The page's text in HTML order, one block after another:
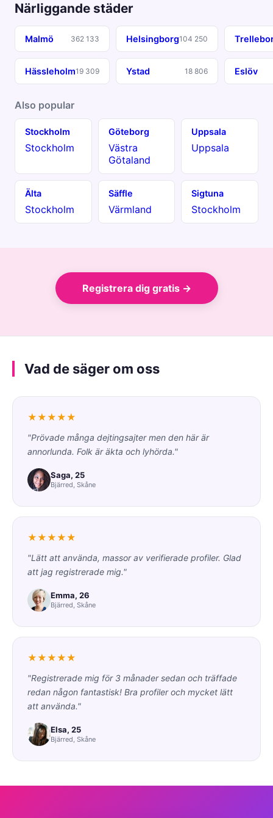
Närliggande städer
Malmö 362 133 Helsingborg104 250
Hässleholm19 309 Ystad 18 806 Eslöv
Also popular
Stockholm
Stockholm
Göteborg
Västra
Götaland
Uppsala
Uppsala
Älta
Stockholm
Säffle
Värmland
Sigtuna
Stockholm
Registrera dig gratis →
Vad de säger om oss
★★★★★
"Prövade många dejtingsajter men den här är
annorlunda. Folk är äkta och lyhörda."
Saga, 25
Bjärred, Skåne
★★★★★
"Lätt att använda, massor av verifierade profiler. Glad
att jag registrerade mig."
Emma, 26
Bjärred, Skåne
★★★★★
"Registrerade mig för 3 månader sedan och träffade
redan någon fantastisk! Bra profiler och mycket lätt
att använda."
Elsa, 25
Bjärred, Skåne